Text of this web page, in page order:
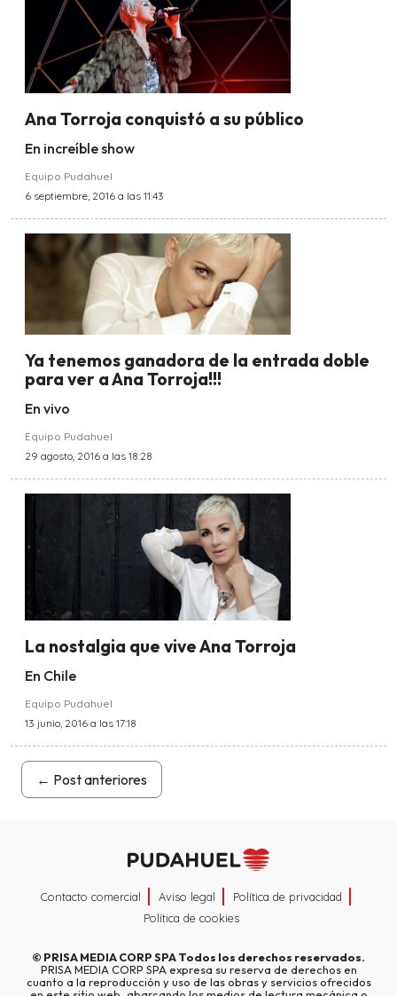
Ana Torroja conquistó a su público
En increíble show
Equipo Pudahuel
6 septiembre, 2016 a las 11:43
Ya tenemos ganadora de la entrada doble
para ver a Ana Torroja!!!
En vivo
Equipo Pudahuel
29 agosto, 2016 a las 18:28
La nostalgia que vive Ana Torroja
En Chile
Equipo Pudahuel
13 junio, 2016 a las 17:18
← Post anteriores
Contacto comercial Aviso legal
Política de privacidad
Política de cookies
© PRISA MEDIA CORP SPATodos los derechos reservados.
PRISA MEDIA CORP SPA expresa su reserva de derechos en
cuanto a la reproducción y uso de las obras y servicios ofrecidos